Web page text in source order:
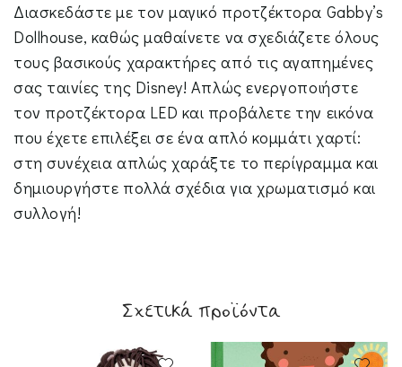
Διασκεδάστε με τον μαγικό προτζέκτορα Gabby’s
Dollhouse, καθώς μαθαίνετε να σχεδιάζετε όλους
τους βασικούς χαρακτήρες από τις αγαπημένες
σας ταινίες της Disney! Απλώς ενεργοποιήστε
τον προτζέκτορα LED και προβάλετε την εικόνα
που έχετε επιλέξει σε ένα απλό κομμάτι χαρτί:
στη συνέχεια απλώς χαράξτε το περίγραμμα και
δημιουργήστε πολλά σχέδια για χρωματισμό και
συλλογή!
Σχετικά προϊόντα